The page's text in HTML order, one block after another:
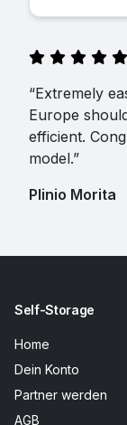
“Extremely
Europe
efficient.
model.”
Plinio Morita
Self-Storage
Home
Dein Konto
Partner werden
AGB